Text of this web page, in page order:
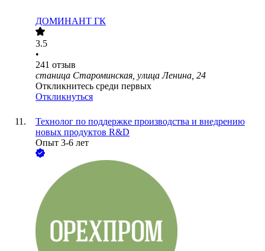
ДОМИНАНТ ГК
3.5
•
241 отзыв
станица Староминская, улица Ленина, 24
Откликнитесь среди первых
Откликнуться
Технолог по поддержке производства и внедрению
новых продуктов R&D
Опыт 3-6 лет